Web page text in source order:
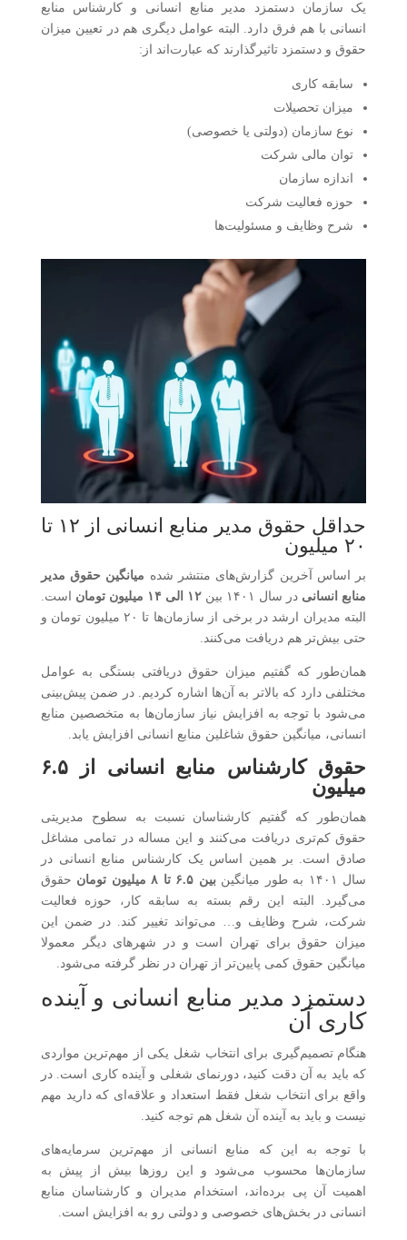
یک سازمان دستمزد مدیر منابع انسانی و کارشناس منابع
انسانی با هم فرق دارد. البته عوامل دیگری هم در تعیین میزان
حقوق و دستمزد تاثیرگذارند که عبارت‌اند از:
سابقه کاری
میزان تحصیلات
نوع سازمان (دولتی یا خصوصی)
توان مالی شرکت
اندازه سازمان
حوزه فعالیت شرکت
شرح وظایف و مسئولیت‌ها
حداقل حقوق مدیر منابع انسانی از ۱۲ تا
۲۰ میلیون
بر اساس آخرین گزارش‌های منتشر شده میانگین حقوق مدیر
منابع انسانی در سال ۱۴۰۱ بین ۱۲ الی ۱۴ میلیون تومان
است.
البته مدیران ارشد در برخی از سازمان‌ها تا ۲۰ میلیون تومان و
حتی بیش‌تر هم دریافت می‌کنند.
همان‌طور که گفتیم میزان حقوق دریافتی بستگی به عوامل
مختلفی دارد که بالاتر به آن‌ها اشاره کردیم. در ضمن پیش‌بینی
می‌شود با توجه به افزایش نیاز سازمان‌ها به متخصصین منابع
انسانی، میانگین حقوق شاغلین منابع انسانی افزایش یابد.
حقوق کارشناس منابع انسانی از ۶.۵
میلیون
همان‌طور که گفتیم کارشناسان نسبت به سطوح مدیریتی
حقوق کم‌تری دریافت می‌کنند و این مساله در تمامی مشاغل
صادق است. بر همین اساس یک کارشناس منابع انسانی در
سال ۱۴۰۱ به طور میانگین
بین ۶.۵ تا ۸ میلیون تومان
حقوق
می‌گیرد. البته این رقم بسته به سابقه کار، حوزه فعالیت
شرکت، شرح وظایف و… می‌تواند تغییر کند. در ضمن این
میزان حقوق برای تهران است و در شهرهای دیگر معمولا
میانگین حقوق کمی پایین‌تر از تهران در نظر گرفته می‌شود.
دستمزد مدیر منابع انسانی و آینده
کاری آن
هنگام تصمیم‌گیری برای انتخاب شغل یکی از مهم‌ترین مواردی
که باید به آن دقت کنید، دورنمای شغلی و آینده کاری است. در
واقع برای انتخاب شغل فقط استعداد و علاقه‌ای که دارید مهم
نیست و باید به آینده آن شغل هم توجه کنید.
با توجه به این که منابع انسانی از مهم‌ترین سرمایه‌های
سازمان‌ها محسوب می‌شود و این روزها بیش از پیش به
اهمیت آن پی برده‌اند، استخدام مدیران و کارشناسان منابع
انسانی در بخش‌های خصوصی و دولتی رو به افزایش است.